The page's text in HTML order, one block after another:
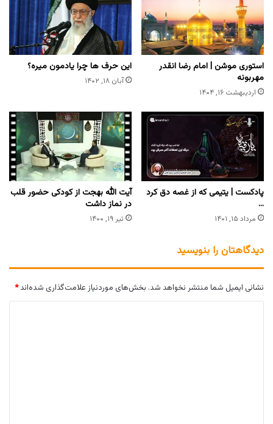
استوری موشن | امام رضا انقدر
مهربونه
اردیبهشت ۱۶, ۱۴۰۴
این حرف ها چرا یادمون میره؟
آبان ۱۸, ۱۴۰۲
پادکست | یتیمی که از غصه دق کرد
…
مرداد ۱۵, ۱۴۰۱
آیت الله بهجت از کودکی حضور قلب
در نماز داشت
تیر ۱۹, ۱۴۰۰
دیدگاهتان را بنویسید
نشانی ایمیل شما منتشر نخواهد شد. بخش‌های موردنیاز علامت‌گذاری شده‌اند*